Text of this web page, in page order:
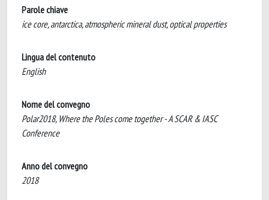
Parole chiave
ice core, antarctica, atmospheric mineral dust, optical properties
Lingua del contenuto
English
Nome del convegno
Polar2018, Where the Poles come together - A SCAR & IASC
Conference
Anno del convegno
2018